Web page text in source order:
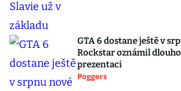
GTA 6 dostane ještě v
Rockstar oznámil
prezentaci
Poggers